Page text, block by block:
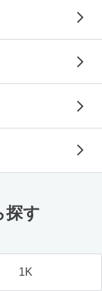
探す
1K